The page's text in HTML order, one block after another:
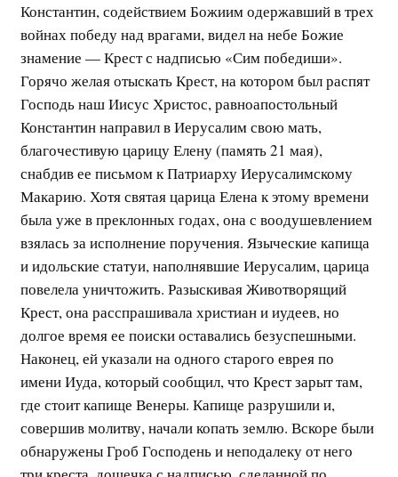
Константин, содействием Божиим одержавший в трех
войнах победу над врагами, видел на небе Божие
знамение — Крест с надписью «Сим победиши».
Горячо желая отыскать Крест, на котором был распят
Господь наш Иисус Христос, равноапостольный
Константин направил в Иерусалим свою мать,
благочестивую царицу Елену (память 21 мая),
снабдив ее письмом к Патриарху Иерусалимскому
Макарию. Хотя святая царица Елена к этому времени
была уже в преклонных годах, она с воодушевлением
взялась за исполнение поручения. Языческие капища
и идольские статуи, наполнявшие Иерусалим, царица
повелела уничтожить. Разыскивая Животворящий
Крест, она расспрашивала христиан и иудеев, но
долгое время ее поиски оставались безуспешными.
Наконец, ей указали на одного старого еврея по
имени Иуда, который сообщил, что Крест зарыт там,
где стоит капище Венеры. Капище разрушили и,
совершив молитву, начали копать землю. Вскоре были
обнаружены Гроб Господень и неподалеку от него